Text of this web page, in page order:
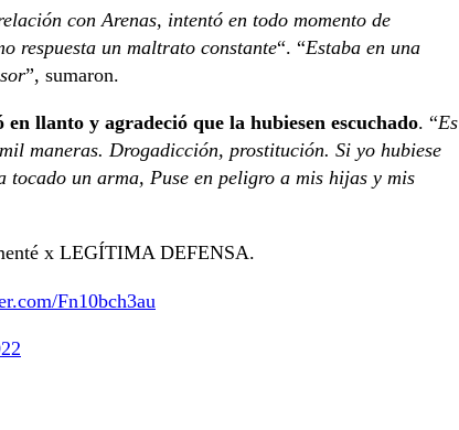
con Arenas, intentó en todo momento de
respuesta un maltrato constante“. “Estaba en una
”, sumaron.
en llanto y agradeció que la hubiesen escuchado. “Es
maneras. Drogadicción, prostitución. Si yo hubiese
un arma, Puse en peligro a mis hijas y mis
x LEGÍTIMA DEFENSA.
Fn10bch3au